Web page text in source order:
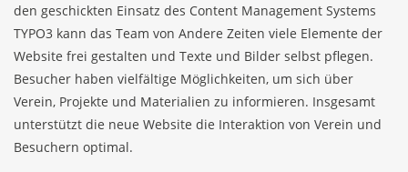
den geschickten Einsatz des Content Management Systems
TYPO3 kann das Team von Andere Zeiten viele Elemente der
Website frei gestalten und Texte und Bilder selbst pflegen.
Besucher haben vielfältige Möglichkeiten, um sich über
Verein, Projekte und Materialien zu informieren. Insgesamt
unterstützt die neue Website die Interaktion von Verein und
Besuchern optimal.